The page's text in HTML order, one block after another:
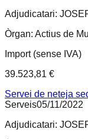
Adjudicatari:
Òrgan: Actius de
Import (sense IVA)
39.523,81 €
Servei de neteja
Serveis05/11/2022
Adjudicatari: